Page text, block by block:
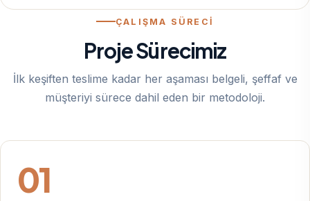
ÇALIŞMA SÜRECİ
Proje Sürecimiz
İlk keşiften teslime kadar her aşaması belgeli, şeffaf ve
müşteriyi sürece dahil eden bir metodoloji.
01